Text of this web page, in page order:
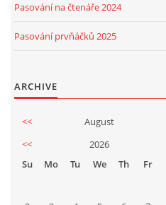
Pasování na čtenáře 2024
Pasování prvňáčků 2025
ARCHIVE
<< August
<<
2026
Su
Mo Tu We Th Fr